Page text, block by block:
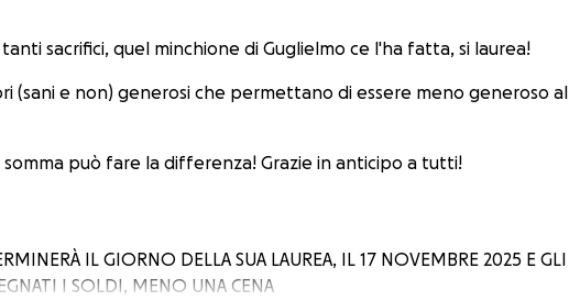
sacrifici, quel minchione di Guglielmo ce l'ha fatta, si laurea!
(sani e non) generosi che permettano di essere meno generoso al
somma può fare la differenza! Grazie in anticipo a tutti!
IL GIORNO DELLA SUA LAUREA, IL 17 NOVEMBRE 2025 E GLI
I SOLDI, MENO UNA CENA